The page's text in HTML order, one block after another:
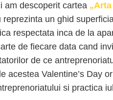
am descoperit cartea
reprezinta un ghid
respectata inca de la
de fiecare data cand
de ce
acestea Valentine’s Day
si practica